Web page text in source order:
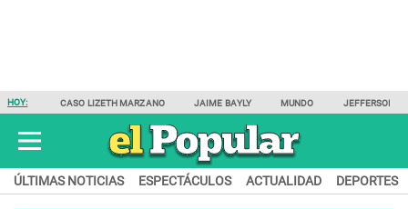
HOY: CASO LIZETH MARZANO JAIME BAYLY MUNDO JEFFERSON
ÚLTIMAS NOTICIAS ESPECTÁCULOS ACTUALIDAD DEPORTES